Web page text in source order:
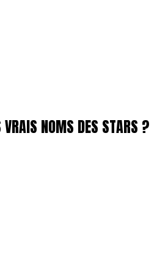
VRAIS NOMS DES STARS ?